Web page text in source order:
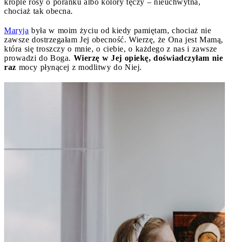
chociaż tak obecna.
Maryja była w moim życiu od kiedy pamiętam, chociaż nie
zawsze dostrzegałam Jej obecność. Wierzę, że Ona jest Mamą,
która się troszczy o mnie, o ciebie, o każdego z nas i zawsze
prowadzi do Boga. Wierzę w Jej opiekę, doświadczyłam nie
raz mocy płynącej z modlitwy do Niej.